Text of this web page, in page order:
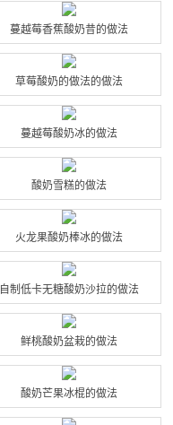
蔓越莓香蕉酸奶昔的做法
草莓酸奶的做法的做法
蔓越莓酸奶冰的做法
酸奶雪糕的做法
火龙果酸奶棒冰的做法
自制低卡无糖酸奶沙拉的做法
鲜桃酸奶盆栽的做法
酸奶芒果冰棍的做法